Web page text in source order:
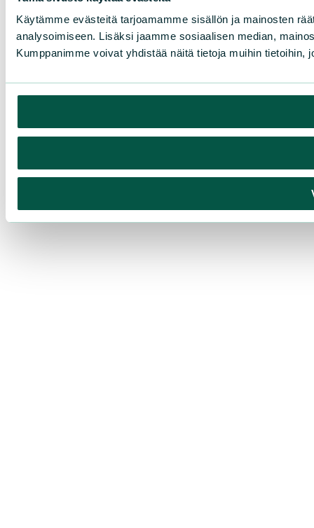
Käytämme evästeitä tarjoamamme sisällön ja mainosten
analysoimiseen. Lisäksi jaamme sosiaalisen median,
Kumppanimme voivat yhdistää näitä tietoja muihin tietoihin,